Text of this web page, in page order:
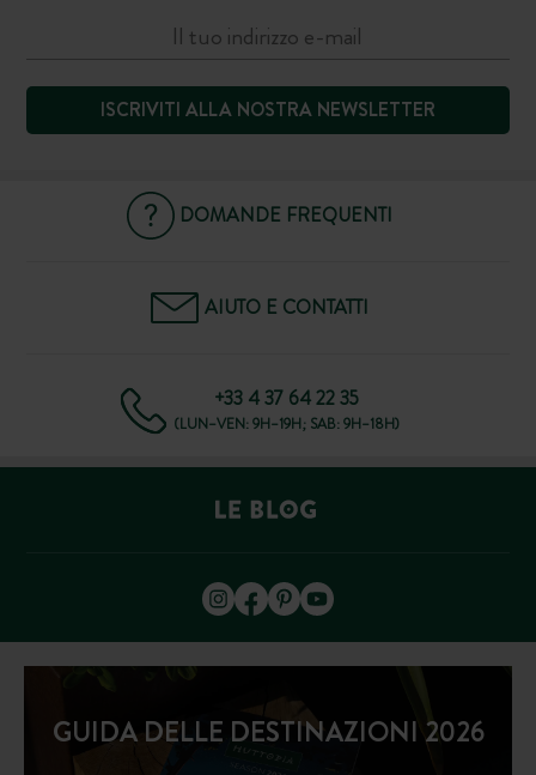
ISCRIVITI ALLA NOSTRA NEWSLETTER
DOMANDE FREQUENTI
AIUTO E CONTATTI
+33 4 37 64 22 35
(LUN–VEN: 9H–19H; SAB: 9H–18H)
GUIDA DELLE DESTINAZIONI 2026